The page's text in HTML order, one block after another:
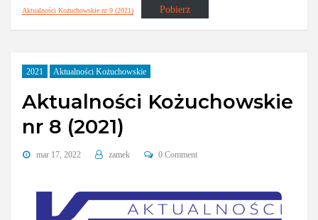
Aktualności Kożuchowskie nr 9 (2021) Pobierz
2021 Aktualności Kożuchowskie
Aktualności Kożuchowskie
nr 8 (2021)
mar 17, 2022 zamek 0 Comment